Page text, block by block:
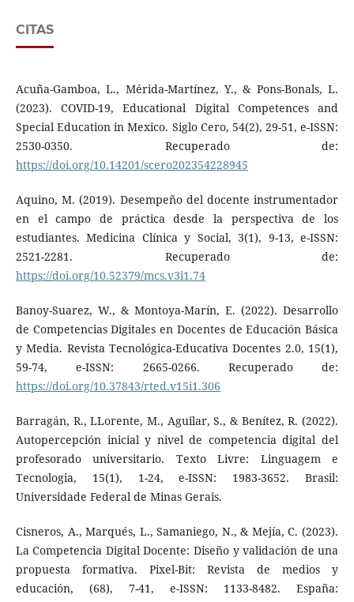
CITAS
Acuña-Gamboa, L., Mérida-Martínez, Y., & Pons-Bonals, L.
(2023). COVID-19, Educational Digital Competences and
Special Education in Mexico. Siglo Cero, 54(2), 29-51, e-ISSN:
2530-0350. Recuperado de:
https://doi.org/10.14201/scero202354228945
Aquino, M. (2019). Desempeño del docente instrumentador
en el campo de práctica desde la perspectiva de los
estudiantes. Medicina Clínica y Social, 3(1), 9-13, e-ISSN:
2521-2281. Recuperado de:
https://doi.org/10.52379/mcs.v3i1.74
Banoy-Suarez, W., & Montoya-Marín, E. (2022). Desarrollo
de Competencias Digitales en Docentes de Educación Básica
y Media. Revista Tecnológica-Educativa Docentes 2.0, 15(1),
59-74, e-ISSN: 2665-0266. Recuperado de:
https://doi.org/10.37843/rted.v15i1.306
Barragán, R., LLorente, M., Aguilar, S., & Benítez, R. (2022).
Autopercepción inicial y nivel de competencia digital del
profesorado universitario. Texto Livre: Linguagem e
Tecnologia, 15(1), 1-24, e-ISSN: 1983-3652. Brasil:
Universidade Federal de Minas Gerais.
Cisneros, A., Marqués, L., Samaniego, N., & Mejía, C. (2023).
La Competencia Digital Docente: Diseño y validación de una
propuesta formativa. Pixel-Bit: Revista de medios y
educación, (68), 7-41, e-ISSN: 1133-8482. España: